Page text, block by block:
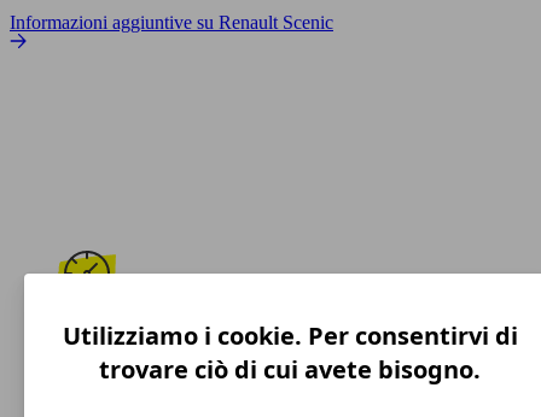
Informazioni aggiuntive su Renault Scenic
180 km/h
Velocità massima
Utilizziamo i cookie. Per consentirvi di
trovare ciò di cui avete bisogno.